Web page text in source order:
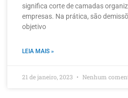
significa corte de camadas
empresas. Na prática, são
objetivo
LEIA MAIS »
21 de janeiro, 2023 Nenhum